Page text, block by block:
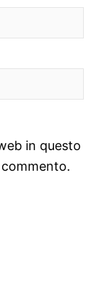
in questo